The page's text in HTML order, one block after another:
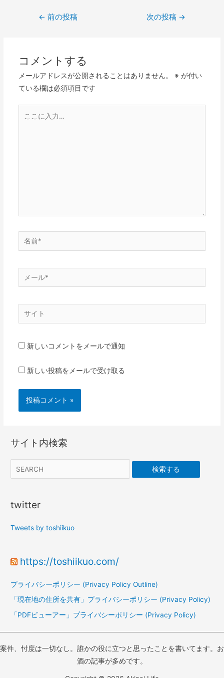
ゲ
ー
シ
ン
← 前の投稿 次の投稿 →
コメントする
メールアドレスが公開されることはありません。 ※ が付い
ている欄は必須項目です
前
ー
イ
新しいコメントをメールで通知
新しい投稿をメールで受け取る
サイト内検索
検索する
twitter
Tweets by toshiikuo
https://toshiikuo.com/
プライバシーポリシー (Privacy Policy Outline)
「現在地の住所を共有」プライバシーポリシー (Privacy Policy)
「PDFビューアー」プライバシーポリシー (Privacy Policy)
案件、忖度は一切なし。誰かの役に立つと思ったことを書いてます。お
酒の記事が多めです。